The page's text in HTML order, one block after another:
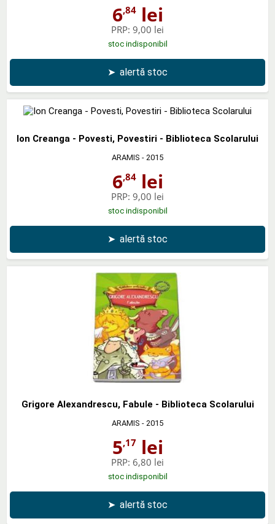
6,84lei
PRP: 9,00 lei
stoc indisponibil
➤ alertă stoc
Ion Creanga - Povesti, Povestiri - Biblioteca Scolarului
ARAMIS - 2015
6,84lei
PRP: 9,00 lei
stoc indisponibil
➤ alertă stoc
Grigore Alexandrescu, Fabule - Biblioteca Scolarului
ARAMIS - 2015
5,17lei
PRP: 6,80 lei
stoc indisponibil
➤ alertă stoc